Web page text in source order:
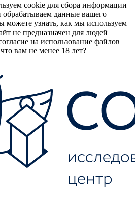
cookie для сбора информации
обрабатываем данные вашего
можете узнать, как мы используем
не предназначен для людей
на использование файлов
вам не менее 18 лет?